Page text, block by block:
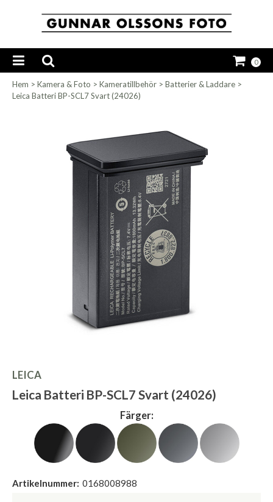
0
Hem > Kamera & Foto > Kameratillbehör > Batterier & Laddare >
Leica Batteri BP-SCL7 Svart (24026)
LEICA
Leica Batteri BP-SCL7 Svart (24026)
Färger:
Artikelnummer: 0168008988